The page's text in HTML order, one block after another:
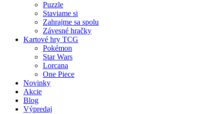
Puzzle
Staviame si
Zahrajme sa spolu
Závesné hračky
Kartové hry TCG
Pokémon
Star Wars
Lorcana
One Piece
Novinky
Akcie
Blog
Výpredaj